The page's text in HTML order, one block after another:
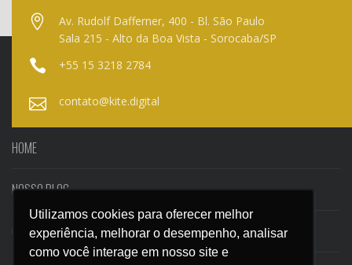
Utilizamos cookies para oferecer melhor
experiência, melhorar o desempenho, analisar
como você interage em nosso site e
Utilizamos cookies para oferecer melhor
experiência, melhorar o desempenho, analisar
como você interage em nosso site e
Av. Rudolf Dafferner, 400 - Bl. São Paulo
Sala 215 - Alto da Boa Vista - Sorocaba/SP
+55 15 3218 2784
contato@kite.digital
HOME
NOSSO BLOG
CASES